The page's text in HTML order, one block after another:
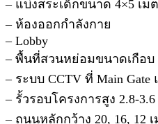
– แบ่งสระเด็กขนาด 4×5 เม
– ห้องออกกำลังกาย
– Lobby
– พื้นที่สวนหย่อมขนาดเกือบ
– ระบบ CCTV ที่ Main
– รั้วรอบโครงการสูง 2.8-3.6
– ถนนหลักกว้าง 20, 16, 12